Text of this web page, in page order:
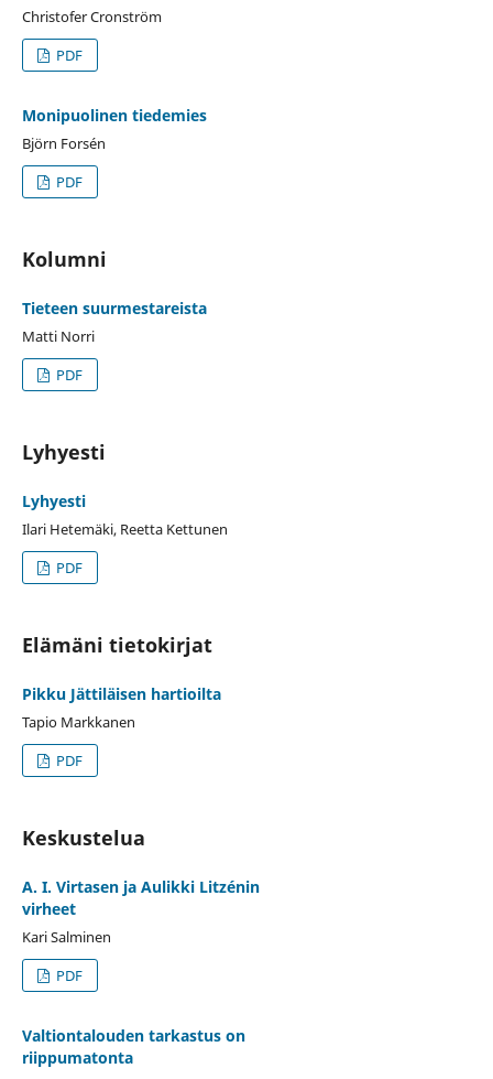
Christofer Cronström
PDF
Monipuolinen tiedemies
Björn Forsén
PDF
Kolumni
Tieteen suurmestareista
Matti Norri
PDF
Lyhyesti
Lyhyesti
Ilari Hetemäki, Reetta Kettunen
PDF
Elämäni tietokirjat
Pikku Jättiläisen hartioilta
Tapio Markkanen
PDF
Keskustelua
A. I. Virtasen ja Aulikki Litzénin
virheet
Kari Salminen
PDF
Valtiontalouden tarkastus on
riippumatonta